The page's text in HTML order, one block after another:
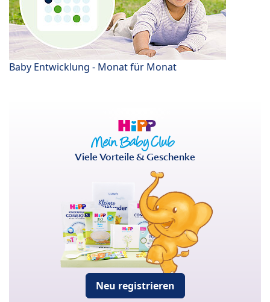
Baby Entwicklung - Monat für Monat
Viele Vorteile & Geschenke
Neu registrieren